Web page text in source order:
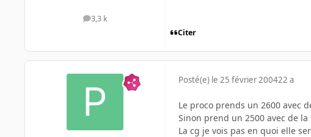
3,3 k
messages
Citer
Posté(e) le 25 février 200422 a
Le proco prends un 2600 avec
Sinon prend un 2500 avec de la
La cg je vois pas en quoi elle